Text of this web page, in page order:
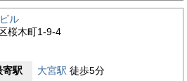
ル
桜木町1-9-4
寄駅 大宮駅 徒歩5分